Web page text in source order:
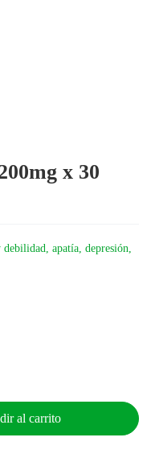
x 30
apatía, depresión,
al carrito